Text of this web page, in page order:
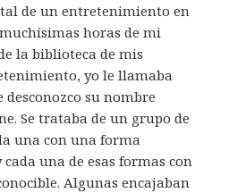
de un entretenimiento en
horas de mi
la biblioteca de mis
yo le llamaba
desconozco su nombre
Se trataba de un grupo de
una con una forma
una de esas formas con
Algunas encajaban